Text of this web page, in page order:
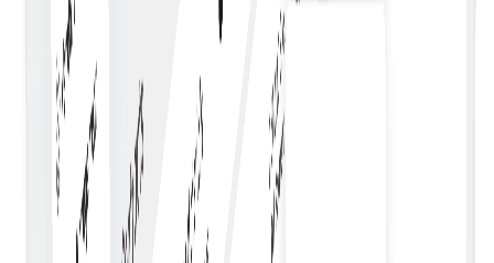
لچکدار اور پروگرام ایبل سمارٹ کنٹریکٹ ٹیمپلیٹس سے
مخصوص ضروریات کے مطابق شرائط بنائیں۔